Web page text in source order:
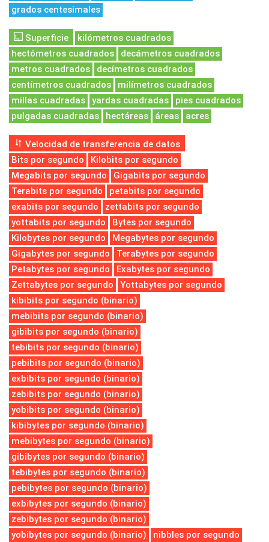
grados centesimales
Superficie
kilómetros cuadrados
hectómetros cuadrados
decámetros cuadrados
metros cuadrados
decímetros cuadrados
centímetros cuadrados
milímetros cuadrados
millas cuadradas
yardas cuadradas
pies cuadrados
pulgadas cuadradas
hectáreas áreas acres
Velocidad de transferencia de datos
Bits por segundo
Kilobits por segundo
Megabits por segundo
Gigabits por segundo
Terabits por segundo
petabits por segundo
exabits por segundo
zettabits por segundo
yottabits por segundo
Bytes por segundo
Kilobytes por segundo
Megabytes por segundo
Gigabytes por segundo
Terabytes por segundo
Petabytes por segundo
Exabytes por segundo
Zettabytes por segundo
Yottabytes por segundo
kibibits por segundo (binario)
mebibits por segundo (binario)
gibibits por segundo (binario)
tebibits por segundo (binario)
pebibits por segundo (binario)
exbibits por segundo (binario)
zebibits por segundo (binario)
yobibits por segundo (binario)
kibibytes por segundo (binario)
mebibytes por segundo (binario)
gibibytes por segundo (binario)
tebibytes por segundo (binario)
pebibytes por segundo (binario)
exbibytes por segundo (binario)
zebibytes por segundo (binario)
yobibytes por segundo (binario)
nibbles por segundo